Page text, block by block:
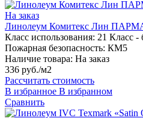
На заказ
Линолеум Комитекс Лин
Класс использования: 21 Класс -
Пожарная безопасность: КМ5
Наличие товара: На заказ
336 руб./м2
Рассчитать стоимость
В избранное В избранном
Сравнить